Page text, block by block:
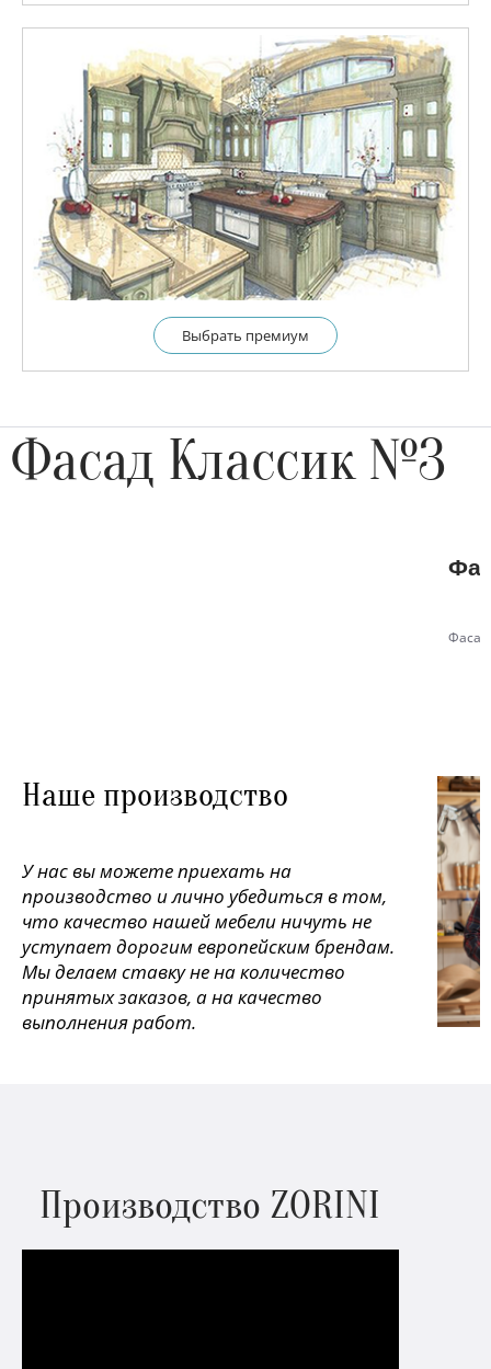
Выбрать премиум
Фасад Классик №3
Наше производство
У нас вы можете приехать на
производство и лично убедиться в том,
что качество нашей мебели ничуть не
уступает дорогим европейским брендам.
Мы делаем ставку не на количество
принятых заказов, а на качество
выполнения работ.
Производство ZORINI